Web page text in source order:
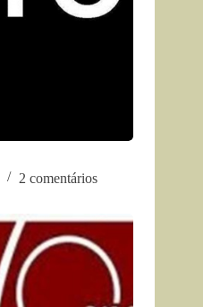
2 comentários